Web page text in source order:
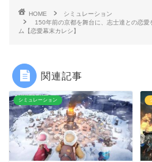
HOME
シミュレーション
150年前の京都を舞台に、志士達との恋
ム【恋愛幕末カレシ】
関連記事
シミュレーション